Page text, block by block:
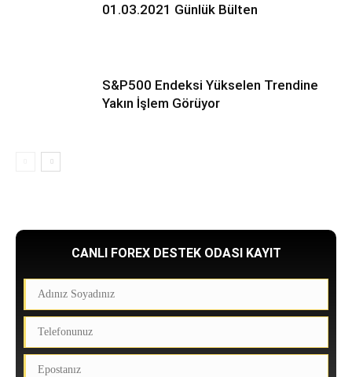
01.03.2021 Günlük Bülten
S&P500 Endeksi Yükselen Trendine
Yakın İşlem Görüyor
CANLI FOREX DESTEK ODASI KAYIT